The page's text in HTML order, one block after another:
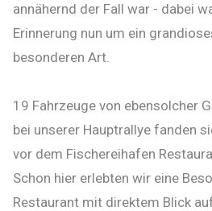
annähernd der Fall war - dabei
Erinnerung nun um ein
besonderen Art.
19 Fahrzeuge von ebensolcher
bei unserer Hauptrallye fanden
vor dem Fischereihafen
Schon hier erlebten wir eine
Restaurant mit direktem Blick